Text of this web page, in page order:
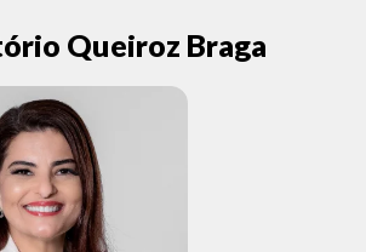
Queiroz Braga